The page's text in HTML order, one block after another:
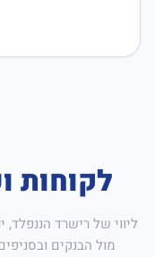
לקוחות
ליווי של רישרד
מול הבנקים